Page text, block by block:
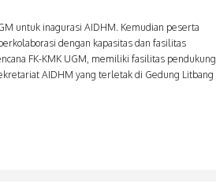
untuk inagurasi AIDHM. Kemudian peserta
dengan kapasitas dan fasilitas
FK-KMK UGM, memiliki fasilitas pendukung
AIDHM yang terletak di Gedung Litbang